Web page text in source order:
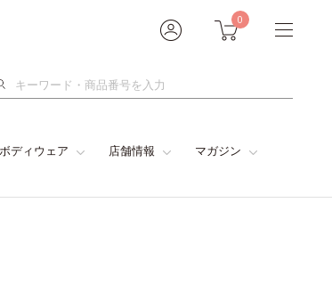
0
検
ボディウェア 店舗情報 マガジン